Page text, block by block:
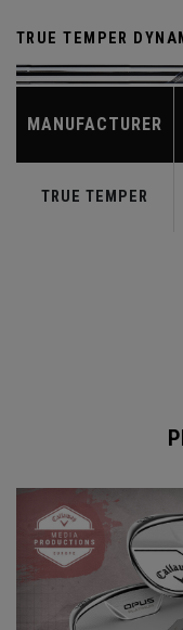
TRUE TEMPER
MANUFACTURER
TRUE TEMPER